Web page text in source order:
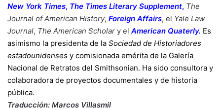
New York Times, The Times Literary Supplement, The
Journal of American History, Foreign Affairs, el Yale Law
Journal, The American Scholar y elAmerican Quaterly. Es
asimismo la presidenta de la Sociedad de Historiadores
estadounidenses y comisionada emérita de la Galería
Nacional de Retratos del Smithsonian. Ha sido consultora y
colaboradora de proyectos documentales y de historia
pública.
Traducción: Marcos Villasmil